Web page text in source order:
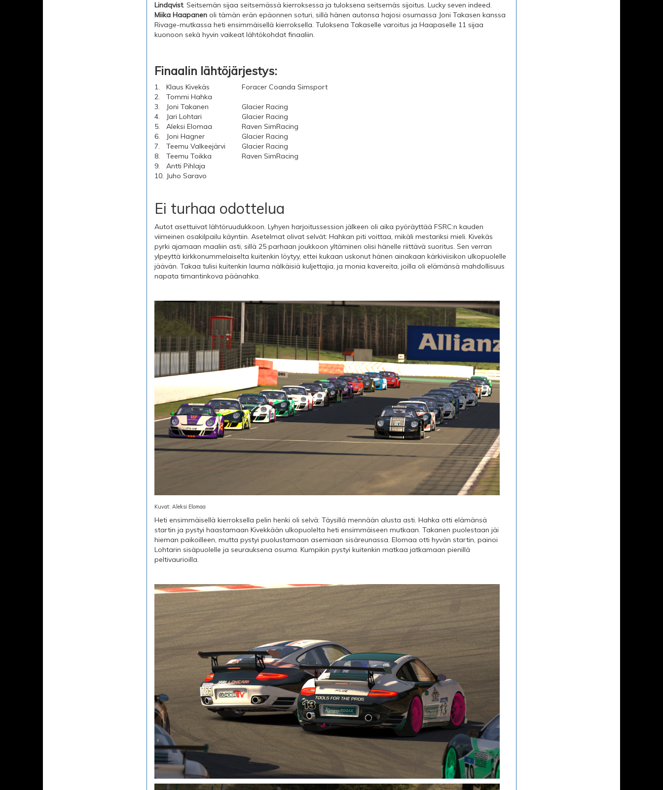
Lindqvist. Seitsemän sijaa seitsemässä kierroksessa ja tuloksena seitsemäs sijoitus. Lucky seven indeed.
Miika Haapanen oli tämän erän epäonnen soturi, sillä hänen autonsa hajosi osumassa Joni Takasen kanssa
Rivage-mutkassa heti ensimmäisellä kierroksella. Tuloksena Takaselle varoitus ja Haapaselle 11 sijaa
kuonoon sekä hyvin vaikeat lähtökohdat finaaliin.
Finaalin lähtöjärjestys:
1. Klaus Kivekäs
Foracer Coanda Simsport
2.
Tommi Hahka
3.
Joni Takanen
Glacier Racing
4.
Jari Lohtari
Glacier Racing
5.
Aleksi Elomaa
Raven SimRacing
6.
Joni Hagner
Glacier Racing
7.
Teemu Valkeejärvi
Glacier Racing
8.
Teemu Toikka
Raven SimRacing
9.
Antti Pihlaja
10. Juho Saravo
Ei turhaa odottelua
Autot asettuivat lähtöruudukkoon. Lyhyen harjoitussession jälkeen oli aika pyöräyttää FSRC:n kauden
viimeinen osakilpailu käyntiin. Asetelmat olivat selvät: Hahkan piti voittaa, mikäli mestariksi mieli. Kivekäs
pyrki ajamaan maaliin asti, sillä 25 parhaan joukkoon yltäminen olisi hänelle riittävä suoritus. Sen verran
ylpeyttä kirkkonummelaiselta kuitenkin löytyy, ettei kukaan uskonut hänen ainakaan kärkiviisikon ulkopuolelle
jäävän. Takaa tulisi kuitenkin lauma nälkäisiä kuljettajia, ja monia kavereita, joilla oli elämänsä mahdollisuus
napata timantinkova päänahka.
Kuvat: Aleksi Elomaa
Heti ensimmäisellä kierroksella pelin henki oli selvä: Täysillä mennään alusta asti. Hahka otti elämänsä
startin ja pystyi haastamaan Kivekkään ulkopuolelta heti ensimmäiseen mutkaan. Takanen puolestaan jäi
hieman paikoilleen, mutta pystyi puolustamaan asemiaan sisäreunassa. Elomaa otti hyvän startin, painoi
Lohtarin sisäpuolelle ja seurauksena osuma. Kumpikin pystyi kuitenkin matkaa jatkamaan pienillä
peltivaurioilla.